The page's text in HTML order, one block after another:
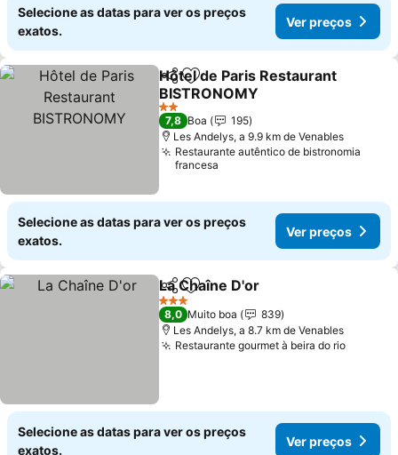
Selecione as datas para ver os preços
exatos.
Ver preços
PartilharAdicionar aos favoritos
Hôtel de Paris Restaurant
BISTRONOMY
2 Estrelas
7,8 Boa
195
Les Andelys, a 9.9 km de Venables
Restaurante autêntico de bistronomia
francesa
Selecione as datas para ver os preços
exatos.
Ver preços
PartilharAdicionar aos favoritos
La Chaîne D'or
3 Estrelas
8,0 Muito boa
839
Les Andelys, a 8.7 km de Venables
Restaurante gourmet à beira do rio
Selecione as datas para ver os preços
exatos.
Ver preços